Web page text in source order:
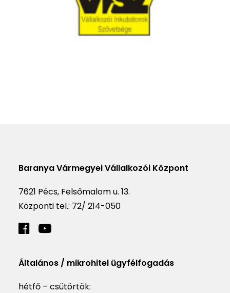
Baranya Vármegyei Vállalkozói Központ
7621 Pécs, Felsőmalom u. 13.
Központi tel.: 72/ 214-050
Általános / mikrohitel ügyfélfogadás
hétfő – csütörtök: